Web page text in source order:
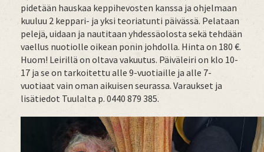
pidetään hauskaa keppihevosten kanssa ja ohjelmaan
kuuluu 2 keppari- ja yksi teoriatunti päivässä. Pelataan
pelejä, uidaan ja nautitaan yhdessäolosta sekä tehdään
vaellus nuotiolle oikean ponin johdolla. Hinta on 180 €.
Huom! Leirillä on oltava vakuutus. Päiväleiri on klo 10-
17 ja se on tarkoitettu alle 9-vuotiaille ja alle 7-
vuotiaat vain oman aikuisen seurassa. Varaukset ja
lisätiedot Tuulalta p. 0440 879 385.